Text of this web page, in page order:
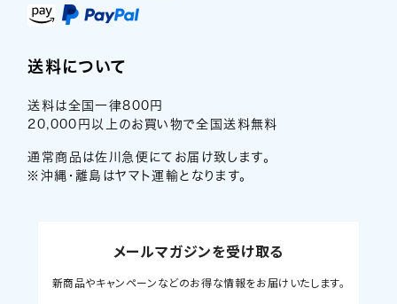
送料について
送料は全国一律800円
20,000円以上のお買い物で全国送料無料
通常商品は佐川急便にてお届け致します。
※沖縄・離島はヤマト運輸となります。
メールマガジンを受け取る
新商品やキャンペーンなどのお得な情報をお届けいたします。